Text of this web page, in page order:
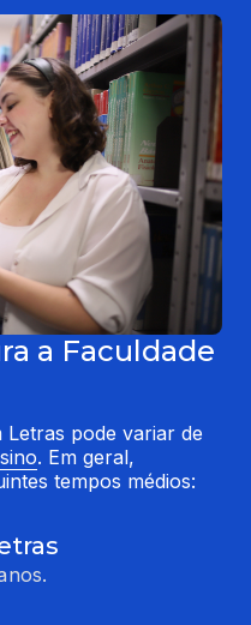
a Faculdade
pode variar de
. Em geral,
tempos médios: